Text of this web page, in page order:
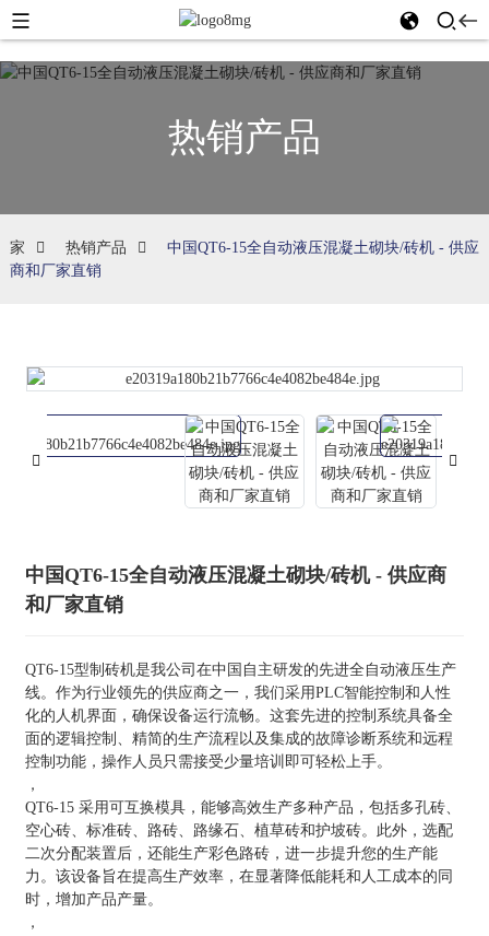
热销产品
家 热销产品
中国QT6-15全自动液压混凝土砌块/砖机 - 供应
商和厂家直销
中国QT6-15全自动液压混凝土砌块/砖机 - 供应商
和厂家直销
QT6-15型制砖机是我公司在中国自主研发的先进全自动液压生产
线。作为行业领先的供应商之一，我们采用PLC智能控制和人性
化的人机界面，确保设备运行流畅。这套先进的控制系统具备全
面的逻辑控制、精简的生产流程以及集成的故障诊断系统和远程
控制功能，操作人员只需接受少量培训即可轻松上手。
，
QT6-15 采用可互换模具，能够高效生产多种产品，包括多孔砖、
空心砖、标准砖、路砖、路缘石、植草砖和护坡砖。此外，选配
二次分配装置后，还能生产彩色路砖，进一步提升您的生产能
力。该设备旨在提高生产效率，在显著降低能耗和人工成本的同
时，增加产品产量。
，